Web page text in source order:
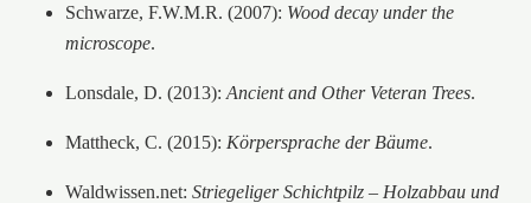
Schwarze, F.W.M.R. (2007): Wood decay under the
microscope.
Lonsdale, D. (2013): Ancient and Other Veteran Trees.
Mattheck, C. (2015): Körpersprache der Bäume.
Waldwissen.net: Striegeliger Schichtpilz – Holzabbau und